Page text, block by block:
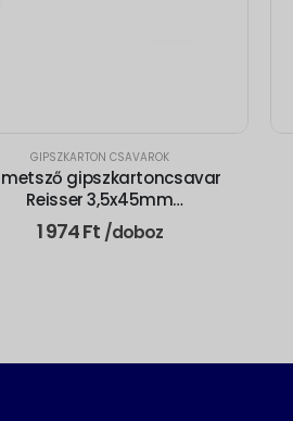
GIPSZKARTON CSAVAROK
gipszkartoncsavar
Reisser 3,5x45mm
(200db/doboz)
1 974Ft /doboz